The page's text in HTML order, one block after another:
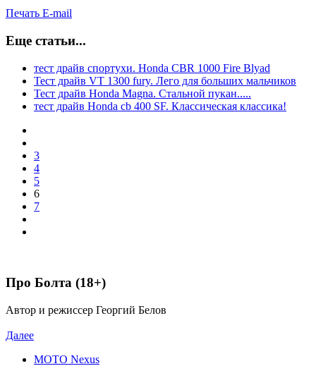
Печать E-mail
Еще статьи...
тест драйв спортухи. Honda CBR 1000 Fire Blyad
Тест драйв VT 1300 fury. Лего для больших мальчиков
Тест драйв Honda Magna. Стальной пукан.....
тест драйв Honda cb 400 SF. Классическая классика!
3
4
5
6
7
Про Болта (18+)
Автор и режиссер Георгий Белов
Далее
MOTO Nexus